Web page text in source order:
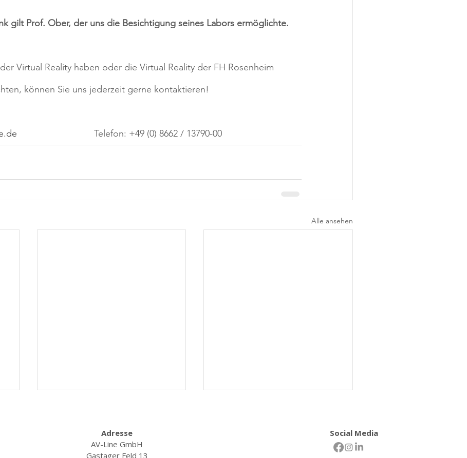
gilt Prof. Ober, der uns die Besichtigung seines Labors ermöglichte.
Virtual Reality haben oder die Virtual Reality der FH Rosenheim
können Sie uns jederzeit gerne kontaktieren!
                              Telefon: +49 (0) 8662 / 13790-00
Alle ansehen
Adresse
AV-Line GmbH
Gastager Feld 13
Social Media